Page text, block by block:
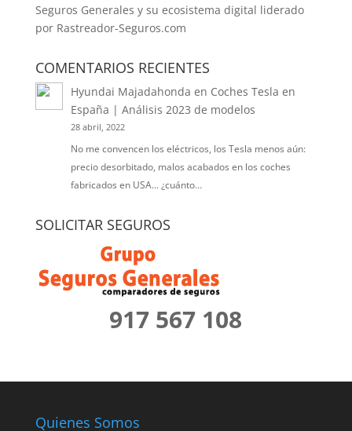
Seguros Generales y su ecosistema digital liderado
por Rastreador-Seguros.com
COMENTARIOS RECIENTES
Hyundai Majadahonda en Coches Tesla en
España | Análisis 2023 de modelos
28 abril, 2022
No me convencen los eléctricos, los Tesla menos aún:
precio desorbitado, malos acabados en los coches
fabricados en USA... ¿cuánto…
SOLICITAR SEGUROS
917 567 108
Quienes Somos